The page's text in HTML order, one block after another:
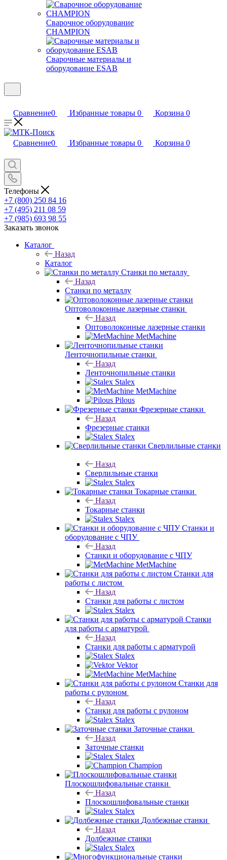
Сварочное оборудование
CHAMPION
Сварочные материалы и
оборудование ESAB
Сравнение0 Избранные товары 0 Корзина 0
Сравнение0 Избранные товары 0 Корзина 0
Телефоны
+7 (800) 250 84 16
+7 (495) 211 08 59
+7 (985) 693 98 55
Заказать звонок
Каталог
Назад
Каталог
Станки по металлу
Назад
Станки по металлу
Оптоволоконные лазерные станки
Назад
Оптоволоконные лазерные станки
MetMachine
Ленточнопильные станки
Назад
Ленточнопильные станки
Stalex
MetMachine
Pilous
Фрезерные станки
Назад
Фрезерные станки
Stalex
Сверлильные станки
Назад
Сверлильные станки
Stalex
Токарные станки
Назад
Токарные станки
Stalex
Станки и
оборудование с ЧПУ
Назад
Станки и оборудование с ЧПУ
MetMachine
Станки для
работы с листом
Назад
Станки для работы с листом
Stalex
Станки
для работы с арматурой
Назад
Станки для работы с арматурой
Stalex
Vektor
MetMachine
Станки для
работы с рулоном
Назад
Станки для работы с рулоном
Stalex
Заточные станки
Назад
Заточные станки
Stalex
Champion
Плоскошлифовальные станки
Назад
Плоскошлифовальные станки
Stalex
Долбежные станки
Назад
Долбежные станки
Stalex